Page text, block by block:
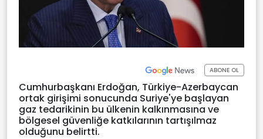
ABONE OL
Cumhurbaşkanı Erdoğan, Türkiye-Azerbaycan
ortak girişimi sonucunda Suriye'ye başlayan
gaz tedarikinin bu ülkenin kalkınmasına ve
bölgesel güvenliğe katkılarının tartışılmaz
olduğunu belirtti.